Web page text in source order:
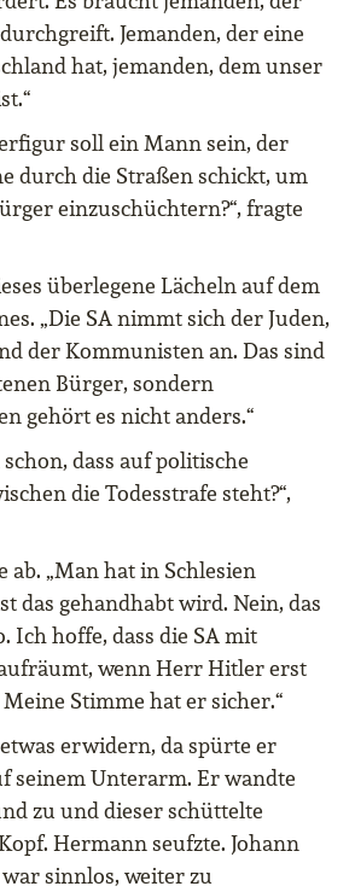
Jemanden, der eine
hat, jemanden, dem unser
soll ein Mann sein, der
durch die Straßen schickt, um
einzuschüchtern?“, fragte
überlegene Lächeln auf dem
„Die SA nimmt sich der Juden,
der Kommunisten an. Das sind
Bürger, sondern
gehört es nicht anders.“
dass auf politische
die Todesstrafe steht?“,
„Man hat in Schlesien
das gehandhabt wird. Nein, das
Ich hoffe, dass die SA mit
wenn Herr Hitler erst
Stimme hat er sicher.“
erwidern, da spürte er
seinem Unterarm. Er wandte
zu und dieser schüttelte
Hermann seufzte. Johann
sinnlos, weiter zu